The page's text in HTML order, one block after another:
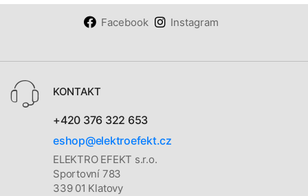
Facebook Instagram
KONTAKT
+420 376 322 653
eshop@elektroefekt.cz
ELEKTRO EFEKT s.r.o.
Sportovní 783
339 01 Klatovy